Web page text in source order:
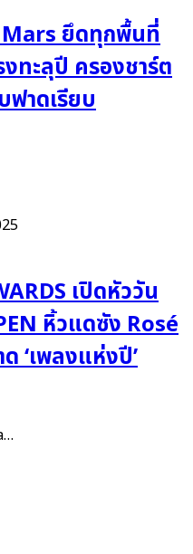
ยึดทุกพื้นที่
ทะลุปี ครองชาร์ต
าดเรียบ
เปิดหัววัน
หิ้วแดซัง Rosé
‘เพลงแห่งปี’